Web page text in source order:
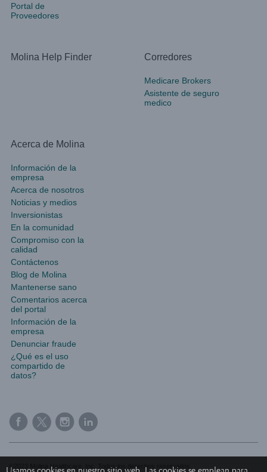
Portal de
Proveedores
Molina Help Finder Corredores
Medicare Brokers
Asistente de seguro
medico
Acerca de Molina
Información de la
empresa
Acerca de nosotros
Noticias y medios
Inversionistas
En la comunidad
Compromiso con la
calidad
Contáctenos
Blog de Molina
Mantenerse sano
Comentarios acerca
del portal
Información de la
empresa
Denunciar fraude
¿Qué es el uso
compartido de
datos?
©2023 Molina Healthcare, Inc. Todos los derechos reservados.